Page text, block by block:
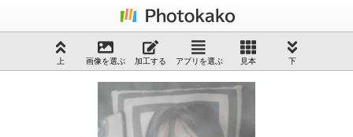
上 画像を選ぶ 加工する アプリを選ぶ 見本 下